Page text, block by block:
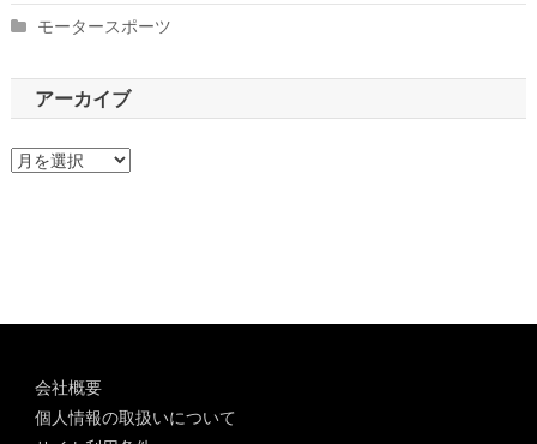
モータースポーツ
アーカイブ
ア
会社概要
個人情報の取扱いについて